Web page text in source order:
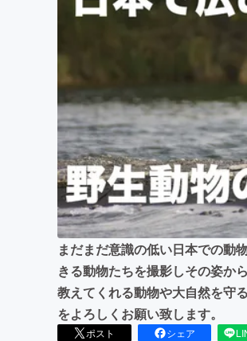
ビジネス・起業
まちづくり・地
まだまだ意識の低い日本での動
きる動物たちを撮影しその姿か
教えてくれる動物や大自然を守
をよろしくお願い致します。
ポスト シェア